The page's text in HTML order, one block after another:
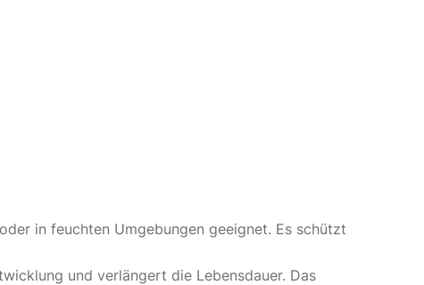
in feuchten Umgebungen geeignet. Es schützt
und verlängert die Lebensdauer. Das